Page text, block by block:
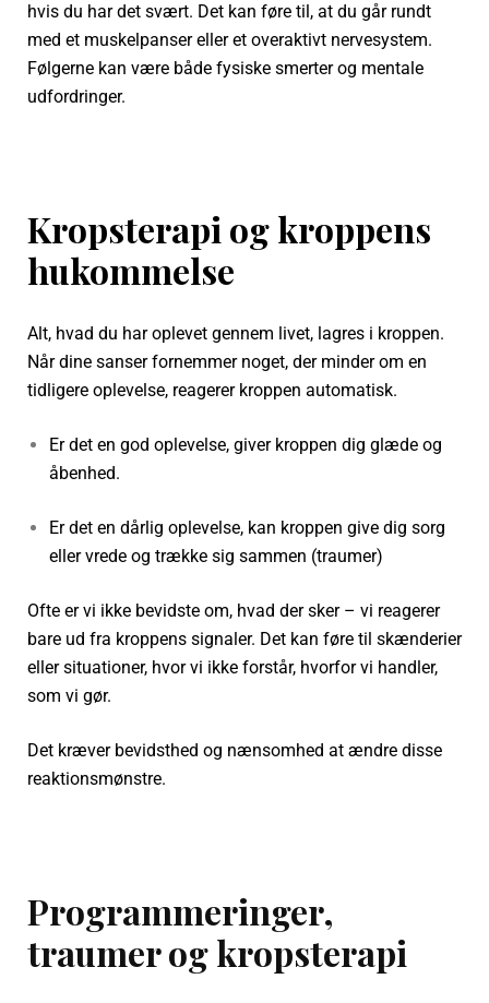
hvis du har det svært. Det kan føre til, at du går rundt
med et muskelpanser eller et overaktivt nervesystem.
Følgerne kan være både fysiske smerter og mentale
udfordringer.
Kropsterapi og kroppens
hukommelse
Alt, hvad du har oplevet gennem livet, lagres i kroppen.
Når dine sanser fornemmer noget, der minder om en
tidligere oplevelse, reagerer kroppen automatisk.
Er det en god oplevelse, giver kroppen dig glæde og
åbenhed.
Er det en dårlig oplevelse, kan kroppen give dig sorg
eller vrede og trække sig sammen (traumer)
Ofte er vi ikke bevidste om, hvad der sker – vi reagerer
bare ud fra kroppens signaler. Det kan føre til skænderier
eller situationer, hvor vi ikke forstår, hvorfor vi handler,
som vi gør.
Det kræver bevidsthed og nænsomhed at ændre disse
reaktionsmønstre.
Programmeringer,
traumer og kropsterapi